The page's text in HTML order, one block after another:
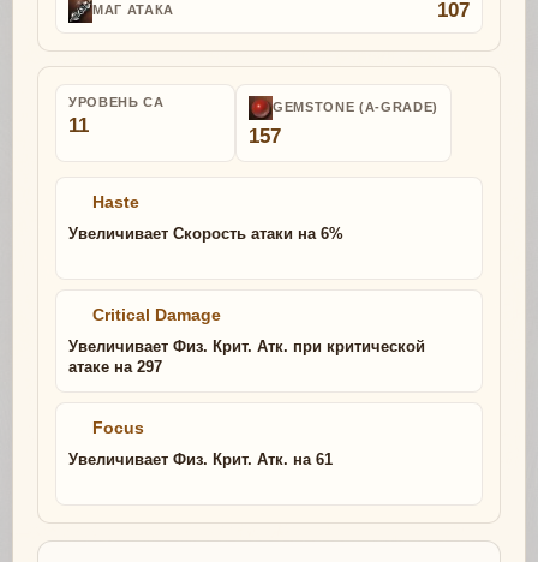
МАГ АТАКА 107
УРОВЕНЬ СА
11
GEMSTONE (A-GRADE)
157
Haste
Увеличивает Скорость атаки на 6%
Critical Damage
Увеличивает Физ. Крит. Атк. при критической
атаке на 297
Focus
Увеличивает Физ. Крит. Атк. на 61